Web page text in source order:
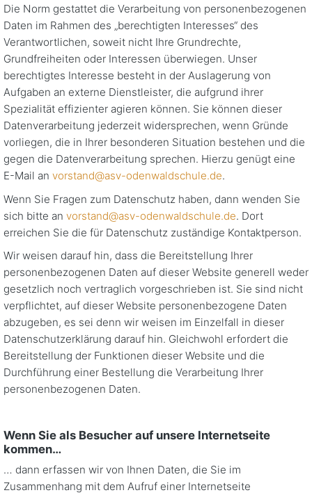
Die Norm gestattet die Verarbeitung von personenbezogenen
Daten im Rahmen des „berechtigten Interesses“ des
Verantwortlichen, soweit nicht Ihre Grundrechte,
Grundfreiheiten oder Interessen überwiegen. Unser
berechtigtes Interesse besteht in der Auslagerung von
Aufgaben an externe Dienstleister, die aufgrund ihrer
Spezialität effizienter agieren können. Sie können dieser
Datenverarbeitung jederzeit widersprechen, wenn Gründe
vorliegen, die in Ihrer besonderen Situation bestehen und die
gegen die Datenverarbeitung sprechen. Hierzu genügt eine
E-Mail an vorstand@asv-odenwaldschule.de.
Wenn Sie Fragen zum Datenschutz haben, dann wenden Sie
sich bitte an vorstand@asv-odenwaldschule.de. Dort
erreichen Sie die für Datenschutz zuständige Kontaktperson.
Wir weisen darauf hin, dass die Bereitstellung Ihrer
personenbezogenen Daten auf dieser Website generell weder
gesetzlich noch vertraglich vorgeschrieben ist. Sie sind nicht
verpflichtet, auf dieser Website personenbezogene Daten
abzugeben, es sei denn wir weisen im Einzelfall in dieser
Datenschutzerklärung darauf hin. Gleichwohl erfordert die
Bereitstellung der Funktionen dieser Website und die
Durchführung einer Bestellung die Verarbeitung Ihrer
personenbezogenen Daten.
Wenn Sie als Besucher auf unsere Internetseite
kommen…
… dann erfassen wir von Ihnen Daten, die Sie im
Zusammenhang mit dem Aufruf einer Internetseite